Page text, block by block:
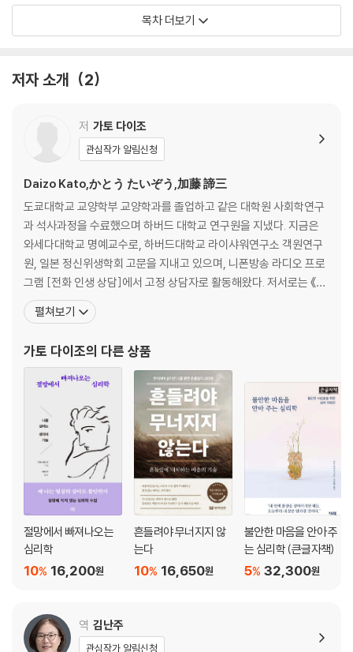
1. 선택의 자유
5. 강요와 순종
제3장 이런 부모가 아이를 망친다
2. 부모의 기대
3. 부모 자식의 역할 역전
4. 카멜레온 같은 아이
5. 유령처럼 살아가는 아이
6. 사랑의 중독
7. 자기의 본성
8. 대화의 조건
제4장 좌절의 시작
2. 부모에 대한 분노
3. 증오심의 폭발
제5장 파멸에 이르는 '착한 아이'들
1. 의심과 질투
2. 가정 파괴
3. 모든 게 남의 탓
4. 궤도를 벗어나다
제6장 나쁜 아이로 키워라
1. 스스로 결정하게 하라
2. 유령으로부터의 해방
3. 모성 집착에서 벗어나게 하라
5. 하고 싶은 것을 하게 하라
6. 진정한 배려
목차 더보기
저자 소개 2
저 가토 다이조
관심작가 알림신청
Daizo Kato,かとう たいぞう,加藤 諦三
도쿄대학교 교양학부 교양학과를 졸업하고 같은 대학원 사회학연구
과 석사과정을 수료했으며 하버드 대학교 연구원을 지냈다. 지금은
와세다대학교 명예교수로, 하버드대학교 라이샤워연구소 객원연구
원, 일본 정신위생학회 고문을 지내고 있으며, 니폰방송 라디오 프로
그램 [전화 인생 상담]에서 고정 상담자로 활동해왔다. 저서로는 《불
안에 사로잡힌 당신에게》, 《고민을 그만하고 싶습니다만》, 《50대 남
자를 위한 심리학》, 《나를 잃지 않고 오늘을 사는 법》, 《불안한 마음
려운가》, 《나는 내가 아픈 줄도 모르고》 등이
펼쳐보기
가토 다이조의 다른 상품
절망에서 빠져나오는
심리학
16,200원
10%
흔들려야 무너지지 않
는다
16,650원
10%
불안한 마음을 안아 주
는 심리학 (큰글자책)
32,300원
5%
역 김난주
관심작가 알림신청